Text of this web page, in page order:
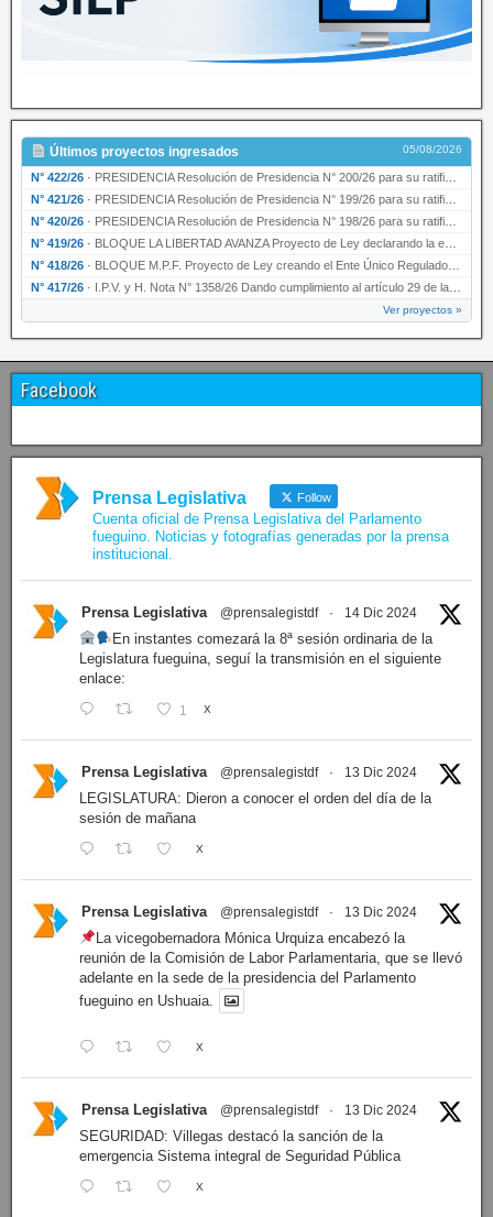
Últimos proyectos ingresados 05/08/2026
N° 422/26 · PRESIDENCIA Resolución de Presidencia N° 200/26 para su ratificación.
N° 421/26 · PRESIDENCIA Resolución de Presidencia N° 199/26 para su ratificación.
N° 420/26 · PRESIDENCIA Resolución de Presidencia N° 198/26 para su ratificación.
N° 419/26 · BLOQUE LA LIBERTAD AVANZA Proyecto de Ley declarando la esencialidad del servicio educativ…
N° 418/26 · BLOQUE M.P.F. Proyecto de Ley creando el Ente Único Regulador de servicios públicos de la …
N° 417/26 · I.P.V. y H. Nota N° 1358/26 Dando cumplimiento al artículo 29 de la Ley provincial N° 1399…
Ver proyectos »
Facebook
Prensa Legislativa Follow
Cuenta oficial de Prensa Legislativa del Parlamento
fueguino. Noticias y fotografías generadas por la prensa
institucional.
Prensa Legislativa @prensalegistdf · 14 Dic 2024
En instantes comezará la 8ª sesión ordinaria de la
Legislatura fueguina, seguí la transmisión en el siguiente
enlace:
1 X
Prensa Legislativa @prensalegistdf · 13 Dic 2024
LEGISLATURA: Dieron a conocer el orden del día de la
sesión de mañana
X
Prensa Legislativa @prensalegistdf · 13 Dic 2024
La vicegobernadora Mónica Urquiza encabezó la
reunión de la Comisión de Labor Parlamentaria, que se llevó
adelante en la sede de la presidencia del Parlamento
fueguino en Ushuaia.
X
Prensa Legislativa @prensalegistdf · 13 Dic 2024
SEGURIDAD: Villegas destacó la sanción de la
emergencia Sistema integral de Seguridad Pública
X